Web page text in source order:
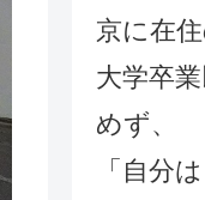
京に在
大学卒
めず、
「自分